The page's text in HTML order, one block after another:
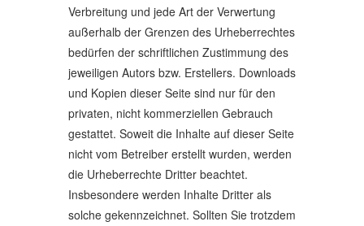
Verbreitung und jede Art der Verwertung
außerhalb der Grenzen des Urheberrechtes
bedürfen der schriftlichen Zustimmung des
jeweiligen Autors bzw. Erstellers. Downloads
und Kopien dieser Seite sind nur für den
privaten, nicht kommerziellen Gebrauch
gestattet. Soweit die Inhalte auf dieser Seite
nicht vom Betreiber erstellt wurden, werden
die Urheberrechte Dritter beachtet.
Insbesondere werden Inhalte Dritter als
solche gekennzeichnet. Sollten Sie trotzdem